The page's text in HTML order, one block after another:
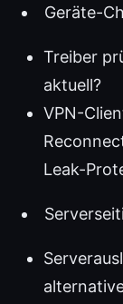
Geräte-
Treiber
aktuell?
VPN-
Leak-